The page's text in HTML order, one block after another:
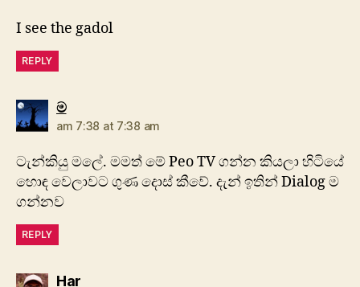
I see the gadol
REPLY
මsays:
am 7:38 at 7:38 am
ටැන්කියු මලේ. මමත් මේ Peo TV ගන්න කියලා හිටියේ
හොඳ වෙලාවට ගුණ දොස් කීවේ. දැන් ඉතින් Dialog ම
ගන්නව
REPLY
Harsays: